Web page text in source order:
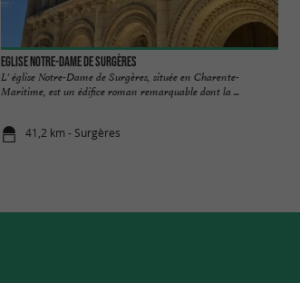
Eglise Notre-Dame de Surgères
L' église Notre-Dame de Surgères, située en Charente-
Maritime, est un édifice roman remarquable dont la ...
41,2 km - Surgères